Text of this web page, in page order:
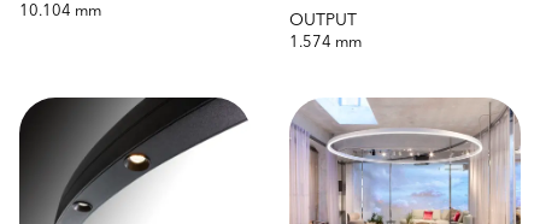
10.104 mm
OUTPUT
1.574 mm